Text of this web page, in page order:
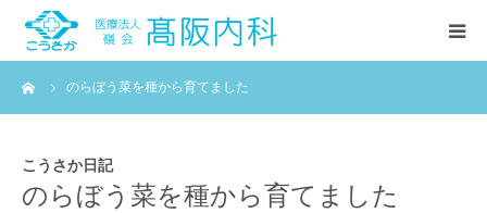
のらぼう菜を種から育てました
こうさか日記
のらぼう菜を種から育てました
HOME
診療案内